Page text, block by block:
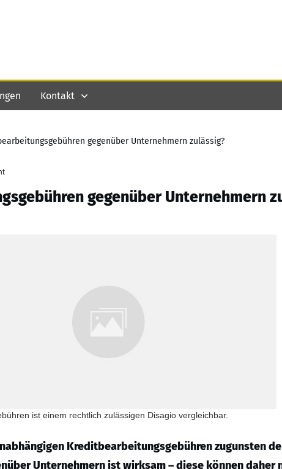
Kontakt
gegenüber Unternehmern zulässig?
gegenüber Unternehmern
ist einem rechtlich zulässigen Disagio vergleichbar.
Kreditbearbeitungsgebühren zugunsten
Unternehmern ist wirksam – diese können daher